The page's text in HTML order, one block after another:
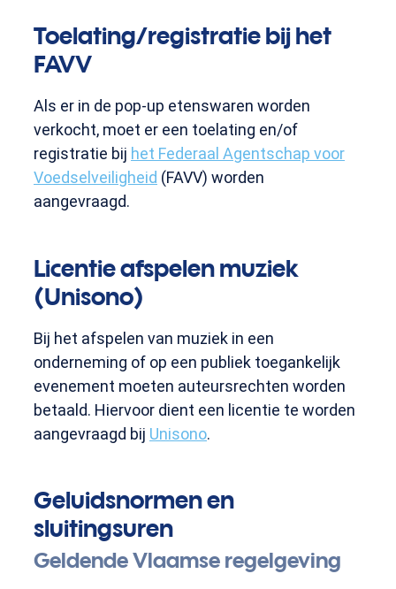
Toelating/registratie bij het
FAVV
Als er in de pop-up etenswaren worden
verkocht, moet er een toelating en/of
registratie bij het Federaal Agentschap voor
Voedselveiligheid (FAVV) worden
aangevraagd.
Licentie afspelen muziek
(Unisono)
Bij het afspelen van muziek in een
onderneming of op een publiek toegankelijk
evenement moeten auteursrechten worden
betaald. Hiervoor dient een licentie te worden
aangevraagd bij Unisono.
Geluidsnormen en
sluitingsuren
Geldende Vlaamse regelgeving